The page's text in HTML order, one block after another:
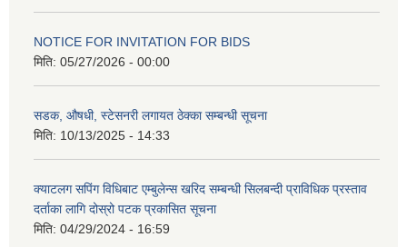
NOTICE FOR INVITATION FOR BIDS
मिति: 05/27/2026 - 00:00
सडक, औषधी, स्टेसनरी लगायत ठेक्का सम्बन्धी सूचना
मिति: 10/13/2025 - 14:33
क्याटलग सपिंग विधिबाट एम्बुलेन्स खरिद सम्बन्धी सिलबन्दी प्राविधिक प्रस्ताव
दर्ताका लागि दोस्रो पटक प्रकासित सूचना
मिति: 04/29/2024 - 16:59